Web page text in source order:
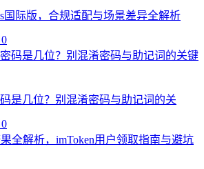
国际版，合规适配与场景差异全解析
0
是几位？别混淆密码与助记词的关
0